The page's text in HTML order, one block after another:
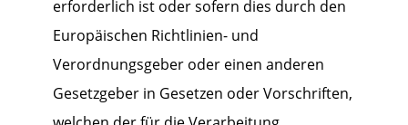
erforderlich ist oder sofern dies durch den
Europäischen Richtlinien- und
Verordnungsgeber oder einen anderen
Gesetzgeber in Gesetzen oder Vorschriften,